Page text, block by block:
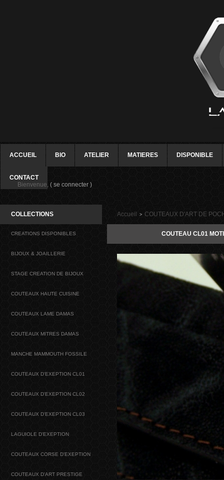
ACCUEIL BIO ATELIER MATIERES DISPONIBLE
CONTACT
Bienvenue, ( se connecter )
COLLECTIONS
CREATIONS DISPONIBLES
BIJOUX & JOAILLERIE
STAGE CREATION DE BIJOUX
COUTEAUX HAUTE CUISINE
COUTEAUX LAME DAMAS
COUTEAUX MITRES DAMAS
MANCHE MAMMOUTH FOSSILE
COUTEAUX D'EXEPTION CL01
COUTEAUX D'EXEPTION CL02
COUTEAUX D'EXEPTION CL03
LAGUIOLE D'EXEPTION
COUTEAUX CORSE D'EXEPTION
COUTEAUX D'ART PRESTIGE
Accueil > COUTEAUX D'ART DE
COUTEAU CL01